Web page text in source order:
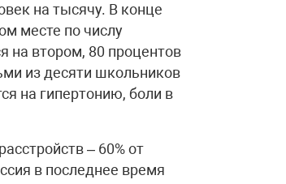
на тысячу. В конце
месте по числу
на втором, 80 процентов
из десяти школьников
на гипертонию, боли в
– 60% от
в последнее время